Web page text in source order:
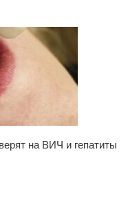
на ВИЧ и гепатиты